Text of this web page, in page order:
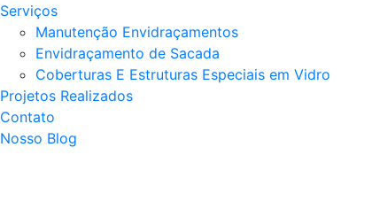
Serviços
Manutenção Envidraçamentos
Envidraçamento de Sacada
Coberturas E Estruturas Especiais em Vidro
Projetos Realizados
Contato
Nosso Blog